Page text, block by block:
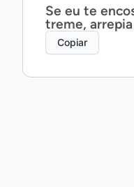
Se eu te
treme,
Copiar